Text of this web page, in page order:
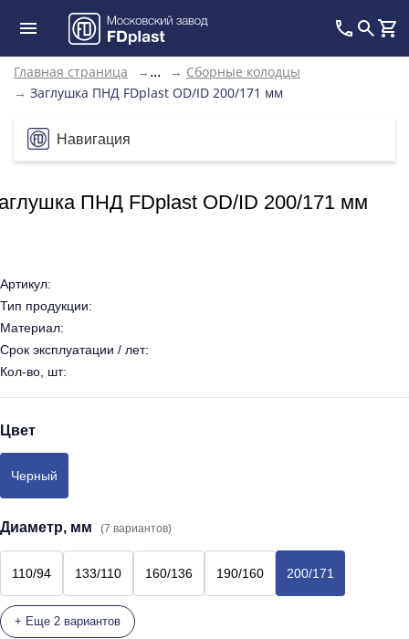
Главная страница → ... → Сборные колодцы
→ Заглушка ПНД FDplast OD/ID 200/171 мм
Навигация
ПНД FDplast OD/ID 200/171 мм
Артикул:
Тип продукции:
Материал:
Срок эксплуатации / лет:
Кол-во, шт:
Цвет
Черный
Диаметр, мм (7 вариантов)
110/94 133/110 160/136 190/160 200/171
+ Еще 2 вариантов